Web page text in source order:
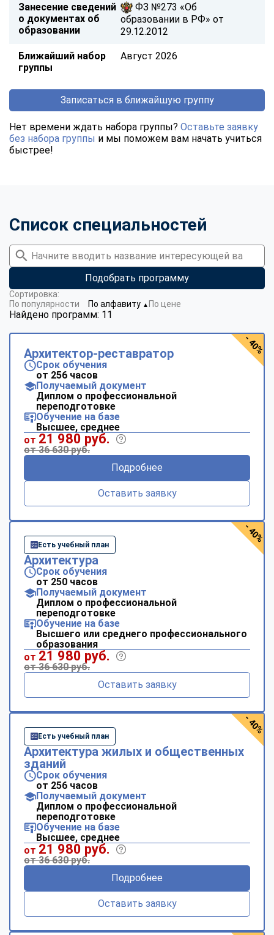
Занесение сведений
о документах об
образовании
ФЗ №273 «Об
образовании в РФ» от
29.12.2012
Ближайший набор
группы
Август 2026
Записаться в ближайшую группу
Нет времени ждать набора группы? Оставьте заявку
без набора группы и мы поможем вам начать учиться
быстрее!
Список специальностей
Подобрать программу
Найдено программ: 11
Сортировка:
По популярности
По алфавиту ▼ По цене
Архитектор-реставратор
Срок обучения
от 256 часов
Получаемый документ
Диплом о профессиональной
переподготовке
Обучение на базе
Высшее, среднее
от 21 980 руб.
от 36 630 руб.
Подробнее
Оставить заявку
- 40%
Есть учебный план
Архитектура
Срок обучения
от 250 часов
Получаемый документ
Диплом о профессиональной
переподготовке
Обучение на базе
Высшего или среднего профессионального
образования
от 21 980 руб.
от 36 630 руб.
Оставить заявку
- 40%
Есть учебный план
Архитектура жилых и общественных
зданий
Срок обучения
от 256 часов
Получаемый документ
Диплом о профессиональной
переподготовке
Обучение на базе
Высшее, среднее
от 21 980 руб.
от 36 630 руб.
Подробнее
Оставить заявку
- 40%